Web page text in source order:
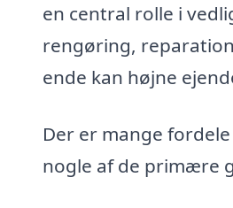
en central rolle i
rengøring,
ende kan højne
Der er mange
nogle af de primære